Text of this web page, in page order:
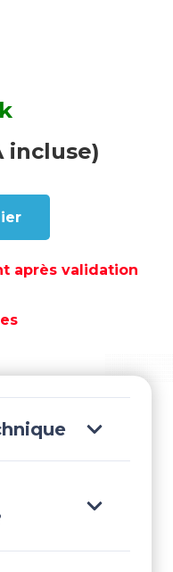
incluse)
après validation